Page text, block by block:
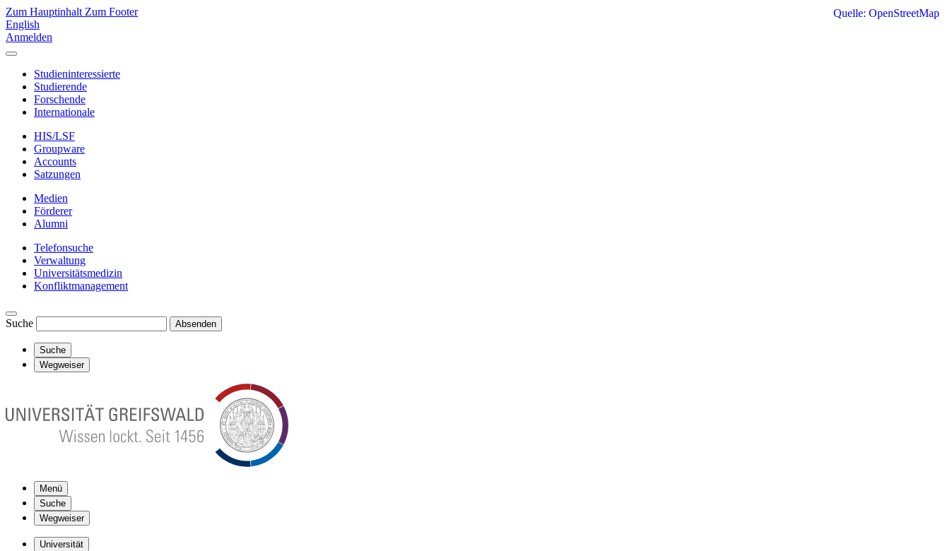
Zum Hauptinhalt Zum Footer
English
Anmelden
Studieninteressierte
Studierende
Forschende
Internationale
HIS/LSF
Groupware
Accounts
Satzungen
Medien
Förderer
Alumni
Telefonsuche
Verwaltung
Universitätsmedizin
Konfliktmanagement
Suche Absenden
Suche
Wegweiser
Menü
Suche
Wegweiser
Universität
Quelle: OpenStreetMap